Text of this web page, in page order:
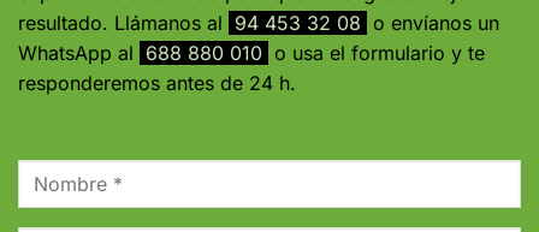
resultado. Llámanos al 94 453 32 08 o envíanos un
WhatsApp al 688 880 010 o usa el formulario y te
responderemos antes de 24 h.